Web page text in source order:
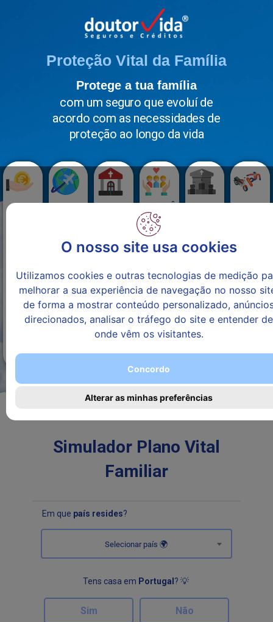
O nosso site usa cookies
Utilizamos cookies e outras tecnologias de medição
melhorar a sua experiência de navegação no nosso
de forma a mostrar conteúdo personalizado,
direcionados, analisar o tráfego do site e entender de
onde vêm os visitantes.
Concordo
Alterar as minhas preferências
Proteção Vital da Família
Protege a tua família
com um seguro que evoluí de
acordo com as necessidades de
proteção ao longo da vida
DESDE
do
mercado
e
pagamos
repatriamento
/
transladação
para
Portugal
DO FUNERAL
Organizamos
pagamos
despesas
do
serviço
de
Funeral
em
ASSISTÊNCIA
FUNERAL
Apoiamos
psicológicamente
e
familiares
para
ultrapassarem
a dor da
melhor
forma
Serviço
a
Jazigo
da
família,
Gavetão
ou
30.000€
morte
ou
invalidez
por
acidente.